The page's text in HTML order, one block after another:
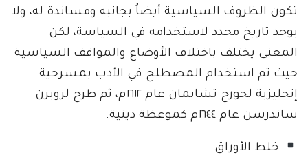
تكون الظروف السياسية أيضاُ بجانبه ومساندة له، ولا
يوجد تاريخ محدد لاستخدامه في السياسة، لكن
المعنى يختلف باختلاف الأوضاع والمواقف السياسية
حيث تم استخدام المصطلح في الأدب بمسرحية
إنجليزية لجورج تشابمان عام ١٦١٢م، ثم طرح لروبرن
ساندرسن عام ١٦٤٤م كموعظة دينية.
خلط الأوراق